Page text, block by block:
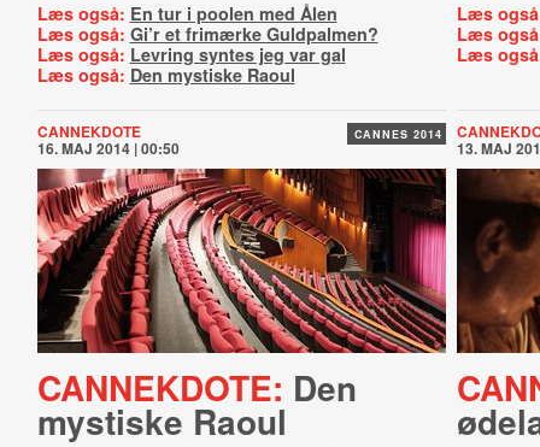
Læs også: En tur i poolen med Ålen
Læs også: Gi’r et frimærke Guldpalmen?
Læs også: Levring syntes jeg var gal
Læs også: Den mystiske Raoul
Læs
Læs
Læs
CANNES 2014
CANNEKDOTE
16. MAJ 2014 | 00:50
CANNEKDOTE: Den
mystiske Raoul
13. MAJ